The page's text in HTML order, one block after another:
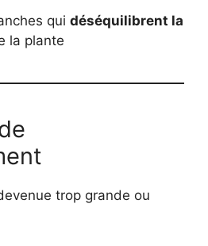
qui déséquilibrent la
la plante
trop grande ou